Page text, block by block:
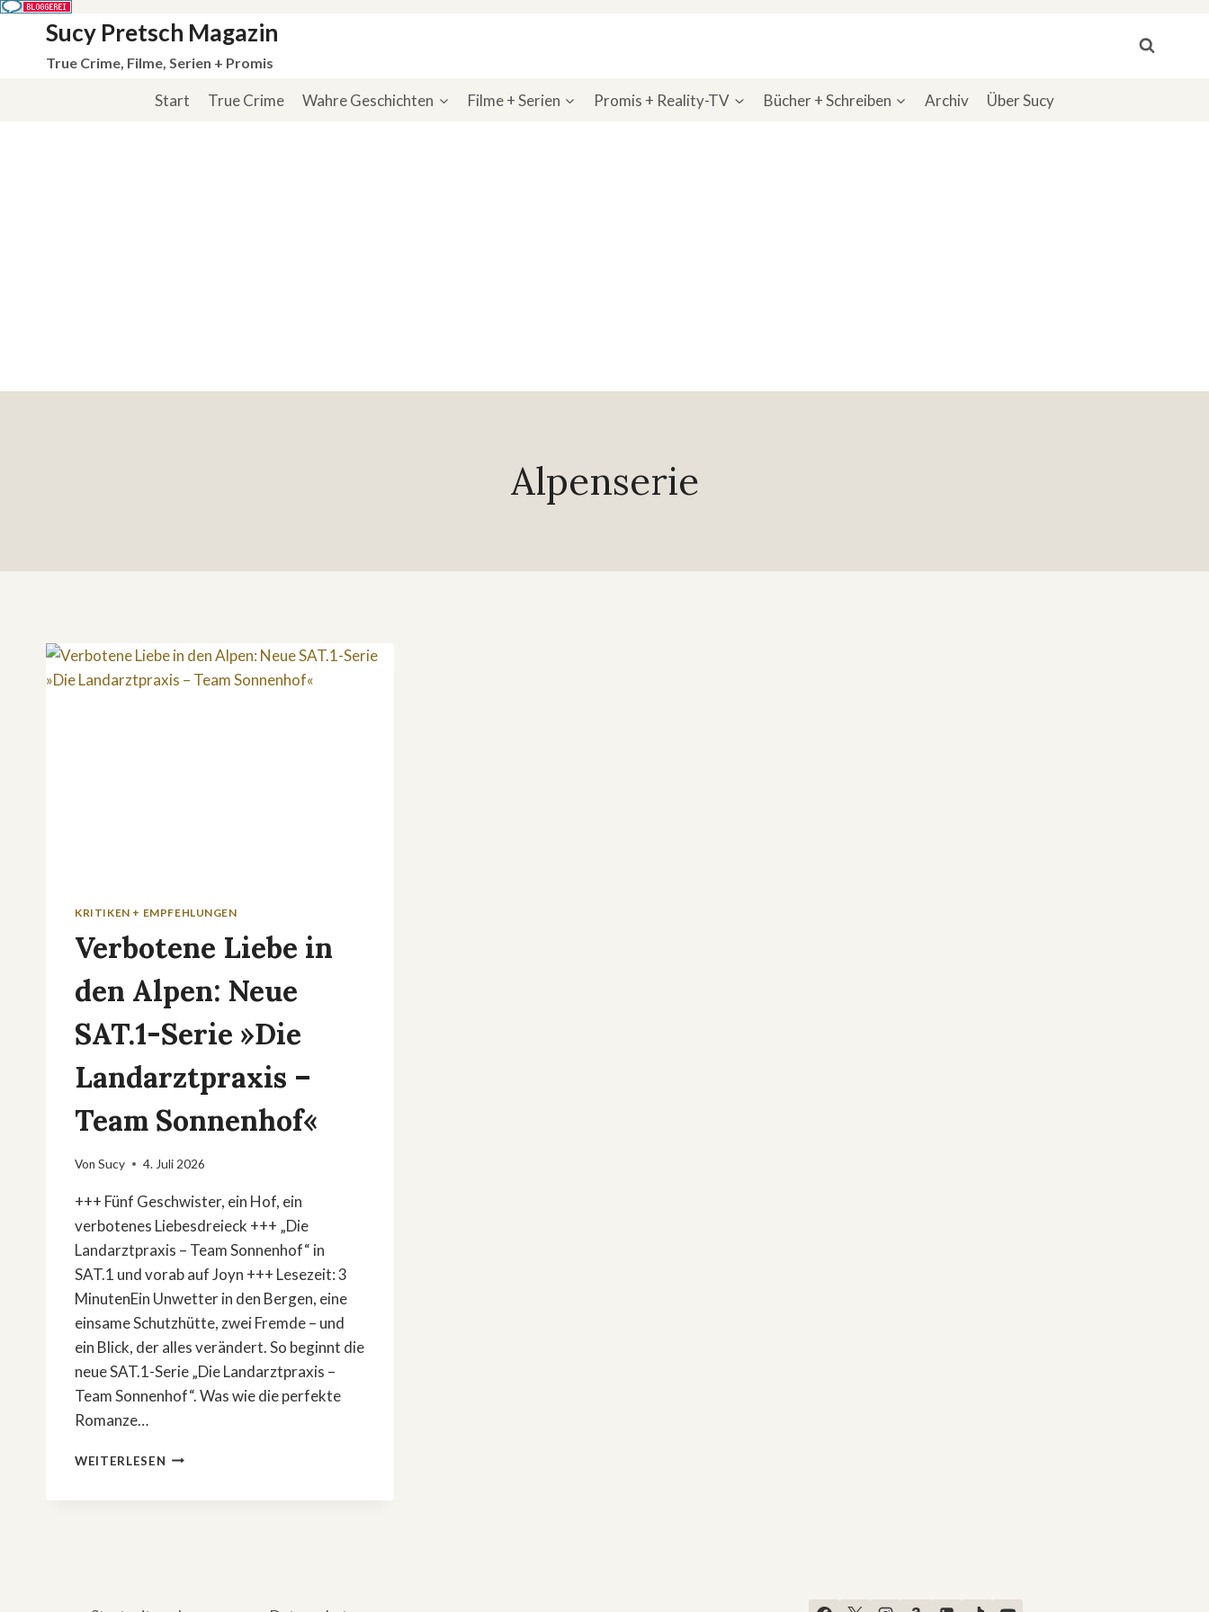
springen
Sucy Pretsch Magazin
True Crime, Filme, Serien + Promis
Start True Crime Wahre Geschichten Filme + Serien Promis + Reality-TV Bücher + Schreiben Archiv Über Sucy
Alpenserie
KRITIKEN + EMPFEHLUNGEN
Verbotene Liebe in
den Alpen: Neue
SAT.1-Serie »Die
Landarztpraxis –
Team Sonnenhof«
Von Sucy 4. Juli 2026
+++ Fünf Geschwister, ein Hof, ein
verbotenes Liebesdreieck +++ „Die
Landarztpraxis – Team Sonnenhof“ in
SAT.1 und vorab auf Joyn +++ Lesezeit: 3
MinutenEin Unwetter in den Bergen, eine
einsame Schutzhütte, zwei Fremde – und
ein Blick, der alles verändert. So beginnt die
neue SAT.1-Serie „Die Landarztpraxis –
Team Sonnenhof“. Was wie die perfekte
Romanze…
WEITERLESEN VERBOTENE